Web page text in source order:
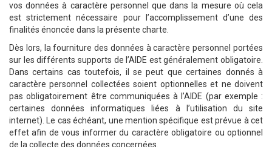
vos données à caractère personnel que dans la mesure où cela
est strictement nécessaire pour l’accomplissement d’une des
finalités énoncée dans la présente charte.
Dès lors, la fourniture des données à caractère personnel portées
sur les différents supports de l’AIDE est généralement obligatoire.
Dans certains cas toutefois, il se peut que certaines donnés à
caractère personnel collectées soient optionnelles et ne doivent
pas obligatoirement être communiquées à l’AIDE (par exemple :
certaines données informatiques liées à l’utilisation du site
internet). Le cas échéant, une mention spécifique est prévue à cet
effet afin de vous informer du caractère obligatoire ou optionnel
de la collecte des données concernées.